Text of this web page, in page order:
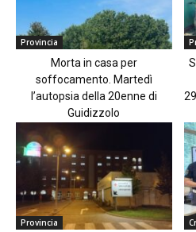
Provincia
Morta in casa per
soffocamento. Martedì
l’autopsia della 20enne di
Guidizzolo
Provincia